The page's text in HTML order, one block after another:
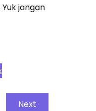
jangan
Next